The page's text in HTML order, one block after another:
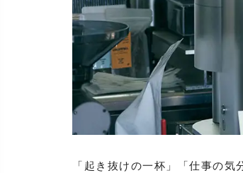
「起き抜けの一杯」「仕事の